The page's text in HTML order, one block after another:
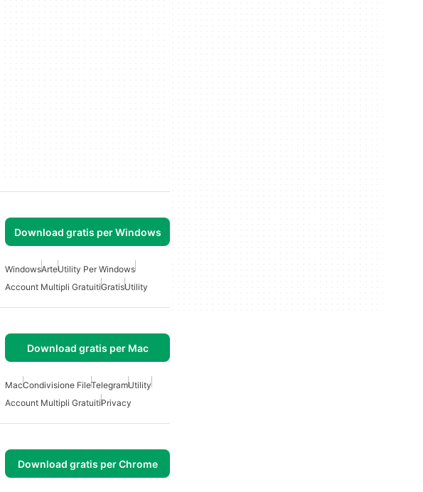
Download gratis per Windows
WindowsArteUtility Per Windows
Account Multipli GratuitiGratisUtility
Download gratis per Mac
MacCondivisione FileTelegramUtility
Account Multipli GratuitiPrivacy
Download gratis per Chrome